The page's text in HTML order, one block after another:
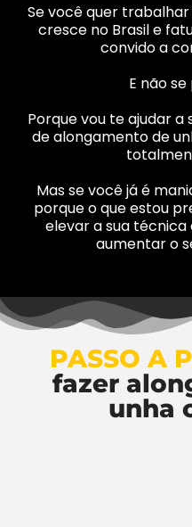
Se você quer
cresce no Brasil e
convido a
E não
Porque vou te ajudar
de alongamento de
Mas se você já é
porque o que estou
elevar a sua
aumentar o
PASSO A
fazer
unha